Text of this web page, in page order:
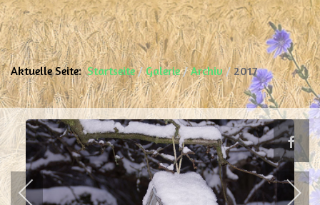
Aktuelle Seite:Startseite Galerie Archiv 2017